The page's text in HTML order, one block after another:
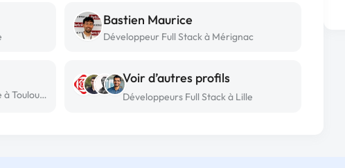
Bastien Maurice
Développeur Full Stack à Mérignac
Développeur Full Stack freelance à Toulouse
Voir d’autres profils
Développeurs Full Stack à Lille